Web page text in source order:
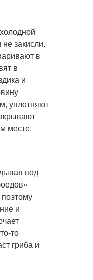
закисли.
в
в
и
уплотняют
месте.
под
и
то
гриба и